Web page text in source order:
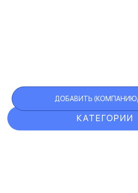
КАТЕГОРИИ
ДОБАВИТЬ